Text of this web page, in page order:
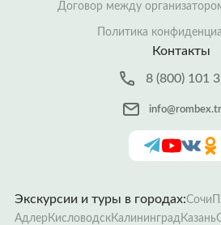
Договор между
Политика
Контакты
8 (800) 101
Экскурсии и туры в городах:Сочи
Адлер КисловодскКалининградКазань